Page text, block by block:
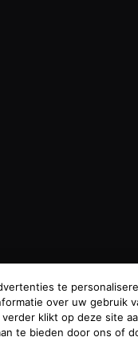
Duitsland |Griekenland|Italië|
te
over uw gebruik
klikt op deze site
te bieden door ons of